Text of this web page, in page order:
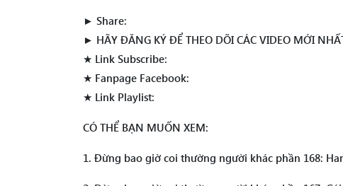
► Share:
► HÃY ĐĂNG KÝ ĐỂ THEO DÕI CÁC VIDEO MỚI
★ Link Subscribe:
★ Fanpage Facebook:
★ Link Playlist:
CÓ THỂ BẠN MUỐN XEM:
1. Đừng bao giờ coi thường người khác phần 168: